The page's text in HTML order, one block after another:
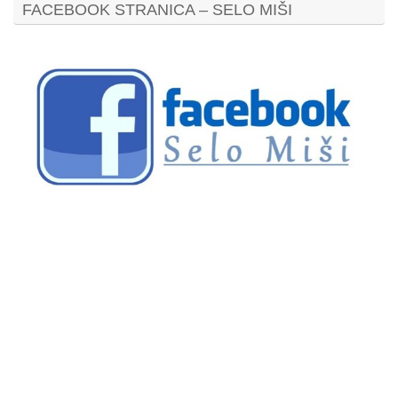
FACEBOOK STRANICA – SELO MIŠI